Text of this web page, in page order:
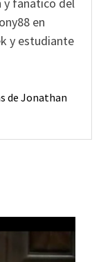
en
y estudiante
de Jonathan